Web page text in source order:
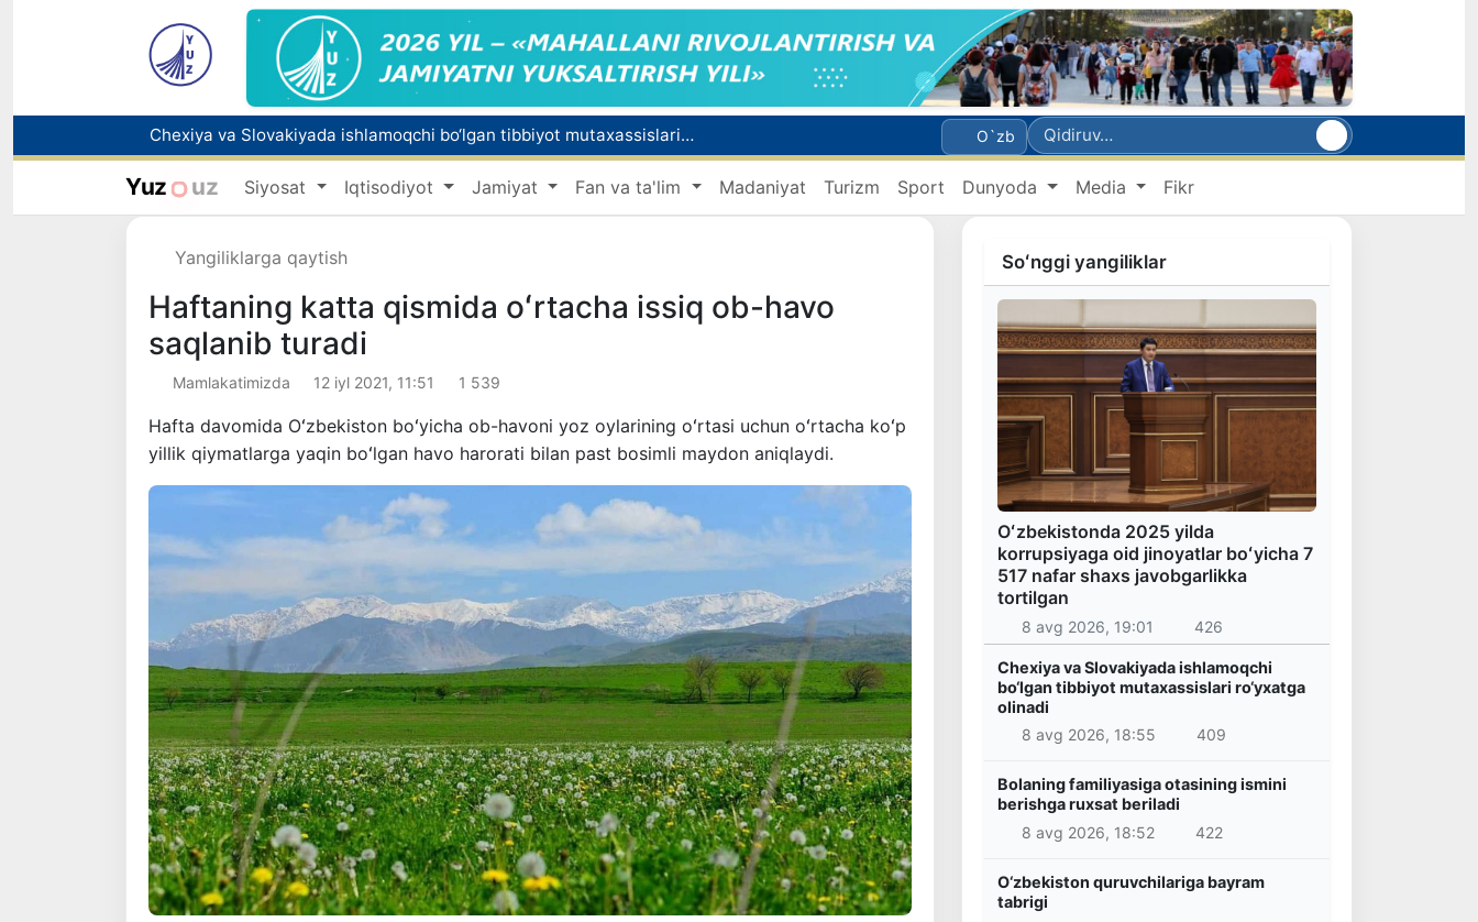
Chexiya va Slovakiyada ishlamoqchi bo‘lgan tibbiyot mutaxassislari ro‘yxatga olinadi
Bolaning familiyasiga otasining ismini berishga ruxsat beriladi
Behruz Karimov faoliyatini Shveytsariyaning «Lugano» klubida davom ettiradi
O`zb
Yuz uz Siyosat Iqtisodiyot Jamiyat Fan va ta'lim Madaniyat Turizm Sport Dunyoda Media Fikr
Yangiliklarga qaytish
Haftaning katta qismida oʻrtacha issiq ob-havo
saqlanib turadi
Mamlakatimizda 12 iyl 2021, 11:51 1 539
Hafta davomida Oʻzbekiston boʻyicha ob-havoni yoz oylarining oʻrtasi uchun oʻrtacha koʻp
yillik qiymatlarga yaqin boʻlgan havo harorati bilan past bosimli maydon aniqlaydi.
Soʻnggi yangiliklar
Oʻzbekistonda 2025 yilda
korrupsiyaga oid jinoyatlar boʻyicha 7
517 nafar shaxs javobgarlikka
tortilgan
8 avg 2026, 19:01 426
Chexiya va Slovakiyada ishlamoqchi
bo‘lgan tibbiyot mutaxassislari ro‘yxatga
olinadi
8 avg 2026, 18:55
409
Bolaning familiyasiga otasining ismini
berishga ruxsat beriladi
8 avg 2026, 18:52
422
O‘zbekiston quruvchilariga bayram
tabrigi